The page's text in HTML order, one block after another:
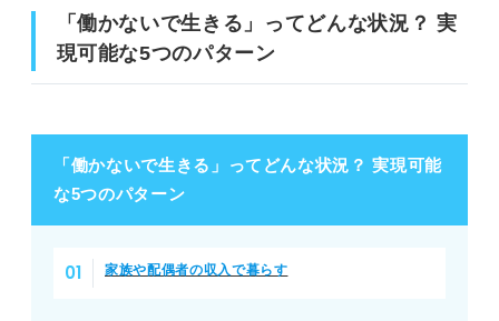
「働かないで生きる」ってどんな状況？ 実
現可能な5つのパターン
「働かないで生きる」ってどんな状況？ 実現可能
な5つのパターン
家族や配偶者の収入で暮らす
働かないで生きるより低リスク！ 楽に生きるための7つの
選択肢
選択肢③～⑥希望条件に合う仕事でストレスなく働く
選択肢⑦収入を上げて資産形成してみる
働かないで生きるのを無理に目指すよりも自分に合う生き
方を探そう